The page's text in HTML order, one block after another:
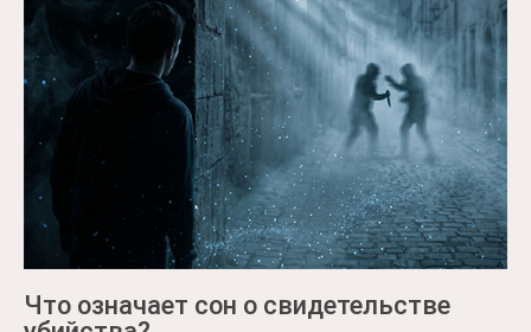
Что означает сон о свидетельстве